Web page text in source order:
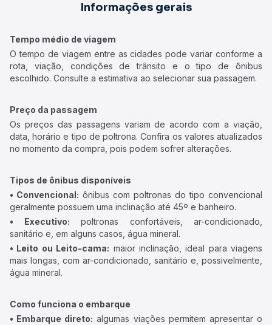
Informações gerais
Tempo médio de viagem
O tempo de viagem entre as cidades pode variar conforme a
rota, viação, condições de trânsito e o tipo de ônibus
escolhido. Consulte a estimativa ao selecionar sua passagem.
Preço da passagem
Os preços das passagens variam de acordo com a viação,
data, horário e tipo de poltrona. Confira os valores atualizados
no momento da compra, pois podem sofrer alterações.
Tipos de ônibus disponíveis
• Convencional: ônibus com poltronas do tipo convencional
geralmente possuem uma inclinação até 45º e banheiro.
• Executivo: poltronas confortáveis, ar-condicionado,
sanitário e, em alguns casos, água mineral.
• Leito ou Leito-cama: maior inclinação, ideal para viagens
mais longas, com ar-condicionado, sanitário e, possivelmente,
água mineral.
Como funciona o embarque
• Embarque direto: algumas viações permitem apresentar o